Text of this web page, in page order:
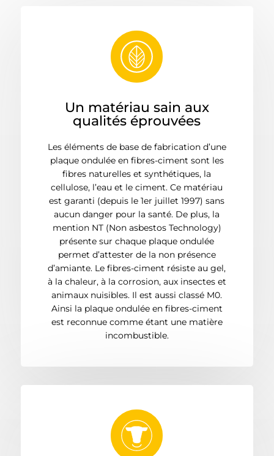
Un matériau sain aux
qualités éprouvées
Les éléments de base de fabrication d’une
plaque ondulée en fibres-ciment sont les
fibres naturelles et synthétiques, la
cellulose, l’eau et le ciment. Ce matériau
est garanti (depuis le 1er juillet 1997) sans
aucun danger pour la santé. De plus, la
mention NT (Non asbestos Technology)
présente sur chaque plaque ondulée
permet d’attester de la non présence
d’amiante. Le fibres-ciment résiste au gel,
à la chaleur, à la corrosion, aux insectes et
animaux nuisibles. Il est aussi classé M0.
Ainsi la plaque ondulée en fibres-ciment
est reconnue comme étant une matière
incombustible.